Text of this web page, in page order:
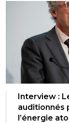
Interview :
auditionnés
l’énergie